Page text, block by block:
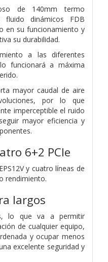
de 140mm termo
fluido dinámicos FDB
en su funcionamiento y
su durabilidad.
a las diferentes
funcionará a máxima
mayor caudal de aire
por lo que
imperceptible el ruido
mayor eficiencia y
6+2 PCIe
y cuatro líneas de
rendimiento.
largos
lo que va a permitir
de cualquier equipo,
y ocupar menos
excelente seguridad y